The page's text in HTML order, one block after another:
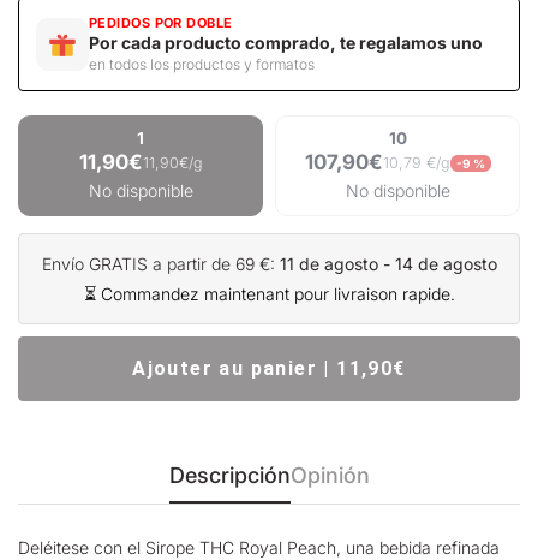
PEDIDOS POR DOBLE
Por cada producto comprado, te regalamos uno
en todos los productos y formatos
1
11,90€11,90€/g
No disponible
10
107,90€10,79 €/g -9 %
No disponible
Envío GRATIS a partir de 69 €: 11 de agosto - 14 de agosto
⏳ Commandez maintenant pour livraison rapide.
Ajouter au panier | 11,90€
DescripciónOpinión
Deléitese con el Sirope THC Royal Peach, una bebida refinada